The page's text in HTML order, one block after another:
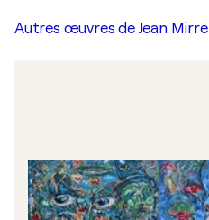
Autres œuvres de Jean Mirre